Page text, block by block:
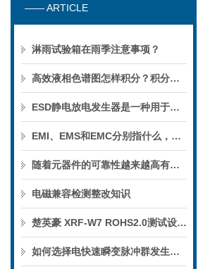
—— ARTICLE
淋雨试验箱在雨季注意事项？
高效液相色谱图怎样积分？积分规则是什么？
ESD静电放电发生器是一种用于模拟静电放电现象的设备
EMI、EMS和EMC分别指什么，有何区别？
随着元器件的可靠性越来越高有些传统的试验方法已经不能适应
电磁兼容检测整改知识
楚英豪 XRF-W7 ROHS2.0测试设备深度推荐
如何选择电快速瞬变脉冲群发生器？